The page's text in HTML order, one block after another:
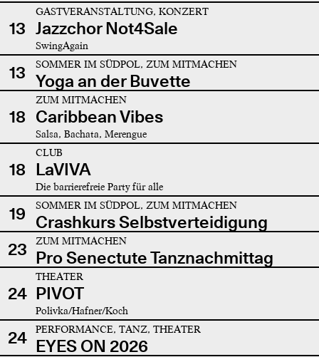
13
GASTVERANSTALTUNG, KONZERT
Jazzchor Not4Sale
SwingAgain
13 SOMMER IM SÜDPOL, ZUM MITMACHEN
Yoga an der Buvette
18
ZUM MITMACHEN
Caribbean Vibes
Salsa, Bachata, Merengue
18
CLUB
LaVIVA
Die barrierefreie Party für alle
19 SOMMER IM SÜDPOL, ZUM MITMACHEN
Crashkurs Selbstverteidigung
23
ZUM MITMACHEN
Pro Senectute Tanznachmittag
24
THEATER
PIVOT
Polivka/Hafner/Koch
24 PERFORMANCE, TANZ, THEATER
EYES ON 2026